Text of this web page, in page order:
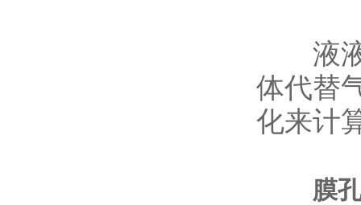
液液
体代替
化来计
膜